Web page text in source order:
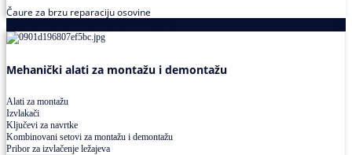
Čaure za brzu reparaciju osovine
Mehanički alati za montažu i demontažu
Alati za montažu
Izvlakači
Ključevi za navrtke
Kombinovani setovi za montažu i demontažu
Pribor za izvlačenje ležajeva